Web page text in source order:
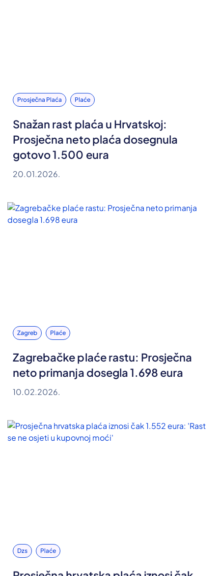
Prosječna Plaća Plaće
Snažan rast plaća u Hrvatskoj:
Prosječna neto plaća dosegnula
gotovo 1.500 eura
20.01.2026.
Zagreb Plaće
Zagrebačke plaće rastu: Prosječna
neto primanja dosegla 1.698 eura
10.02.2026.
Dzs Plaće